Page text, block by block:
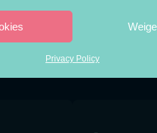
Privacy Policy
KIEZEN VOOR
portaal